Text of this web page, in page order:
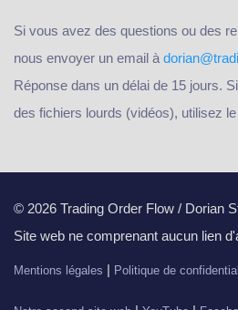
Si vous avez des questions ou des
nous envoyer un email à
Réponse dans un délai de 15 jours.
des fichiers lourds (vidéos), utilisez
© 2026 Trading Order Flow / Dorian
Site web ne comprenant aucun lien
Mentions légales | Politique de